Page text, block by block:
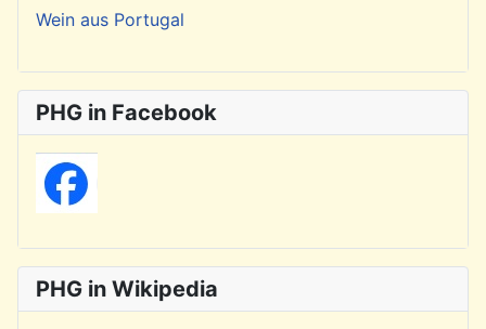
Wein aus Portugal
PHG in Facebook
PHG in Wikipedia